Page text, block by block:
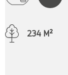
234 M²